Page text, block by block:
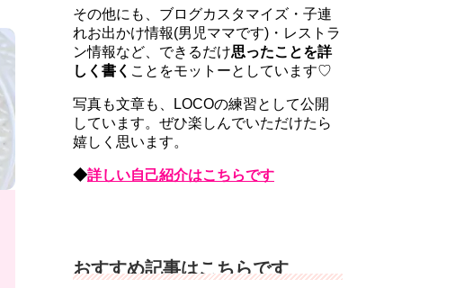
その他にも、ブログカスタマイズ・子連
れお出かけ情報(男児ママです)・レストラ
ン情報など、できるだけ思ったことを詳
しく書く ことをモットーとしています♡
写真も文章も、LOCOの練習として公開
しています。ぜひ楽しんでいただけたら
嬉しく思います。
◆詳しい自己紹介はこちらです
おすすめ記事はこちらです